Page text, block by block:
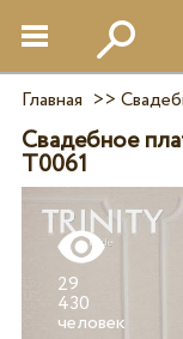
Главная >>
Свадебное
T0061
29
430
человек